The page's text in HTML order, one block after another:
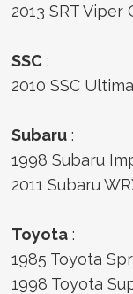
2013 SRT Viper
SSC :
2010 SSC
Subaru :
1998 Subaru
2011 Subaru
Toyota :
1985 Toyota
1998 Toyota